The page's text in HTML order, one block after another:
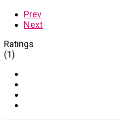
Prev
Next
Ratings
(1)